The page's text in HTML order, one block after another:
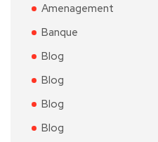
Amenagement
Banque
Blog
Blog
Blog
Blog